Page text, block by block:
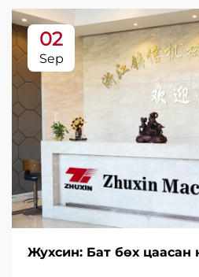
02
Sep
Жухсин: Бат бөх